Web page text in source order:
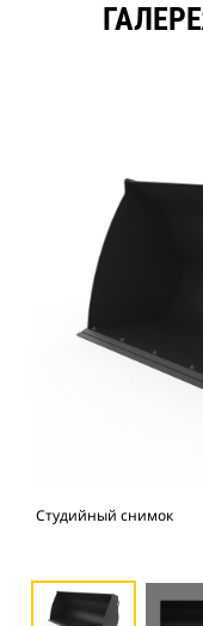
Студийный снимок